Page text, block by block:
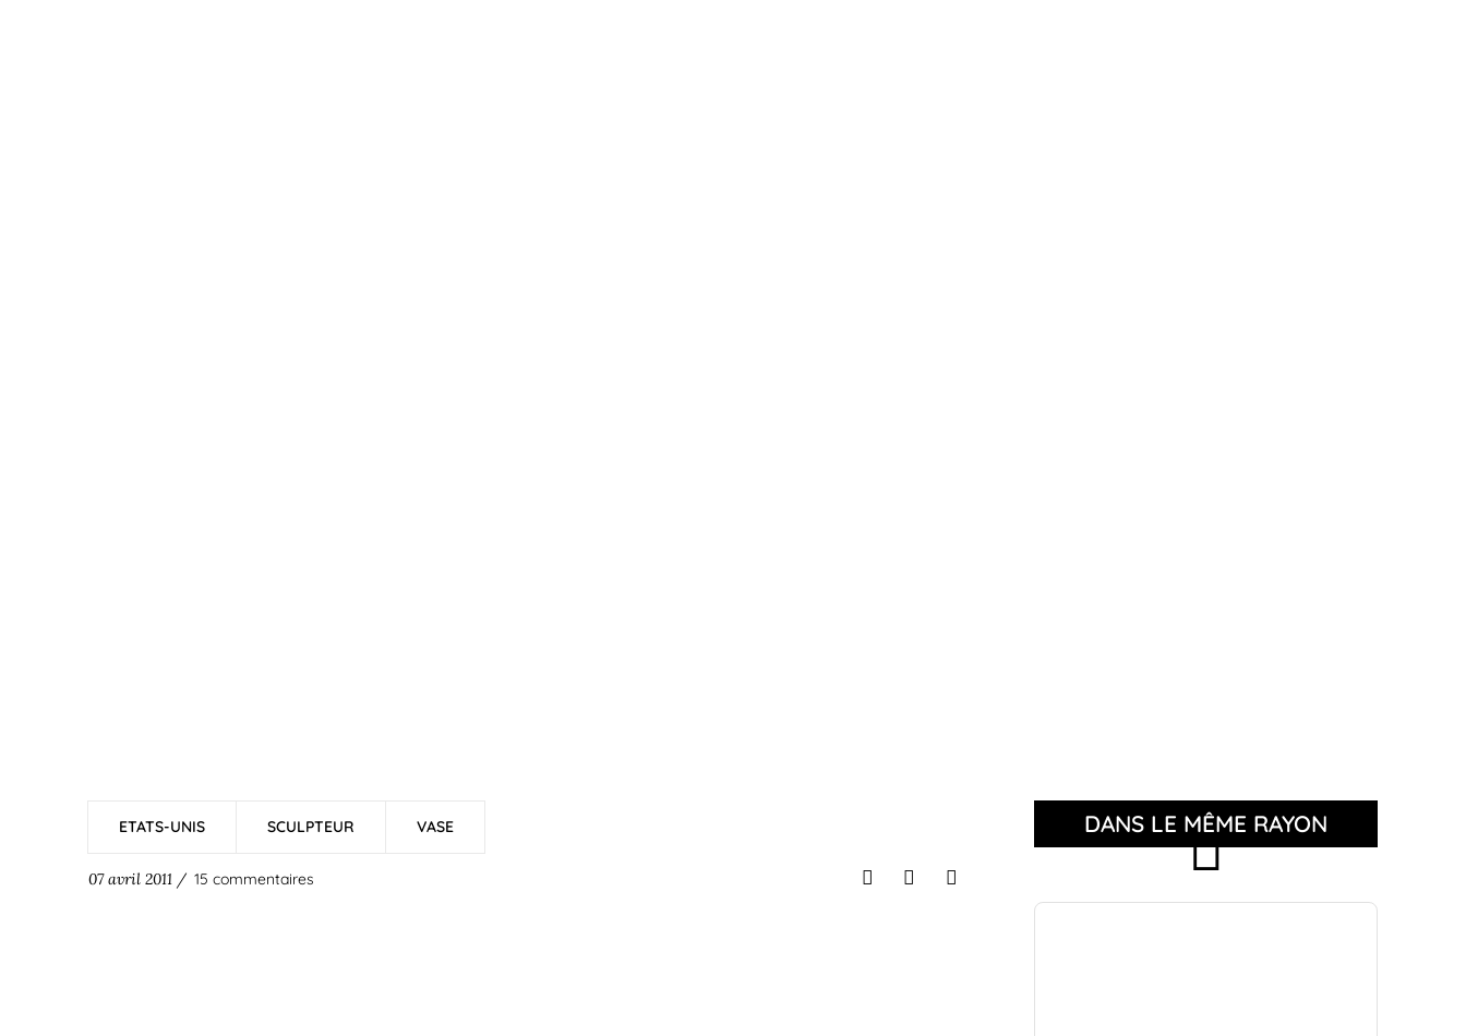
ETATS-UNIS SCULPTEUR VASE
07 avril 2011 / 15 commentaires
DANS LE MÊME RAYON